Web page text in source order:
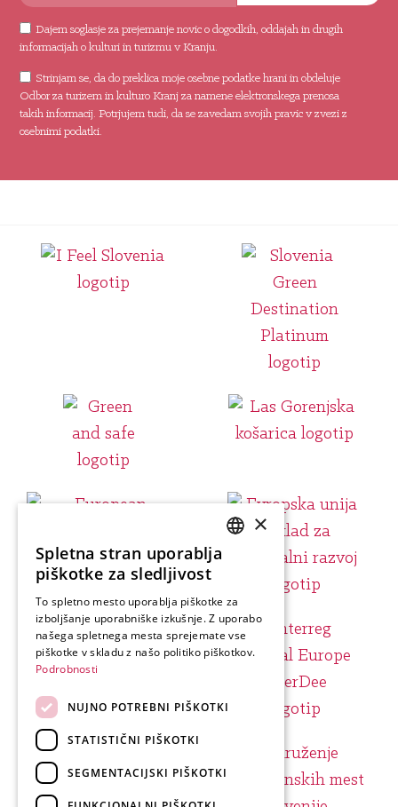
Dajem soglasje za prejemanje novic o dogodkih, oddajah in drugih
informacijah o kulturi in turizmu v Kranju.
Strinjam se, da do preklica moje osebne podatke hrani in obdeluje
Odbor za turizem in kulturo Kranj za namene elektronskega prenosa
takih informacij. Potrjujem tudi, da se zavedam svojih pravic v zvezi z
osebnimi podatki.
SLOVENIAN
GERMAN
ITALIAN
×
Spletna stran uporablja
piškotke za sledljivost
To spletno mesto uporablja piškotke za
izboljšanje uporabniške izkušnje. Z uporabo
našega spletnega mesta sprejemate vse
piškotke v skladu z našo politiko piškotkov.
Podrobnosti
NUJNO POTREBNI PIŠKOTKI
STATISTIČNI PIŠKOTKI
SEGMENTACIJSKI PIŠKOTKI